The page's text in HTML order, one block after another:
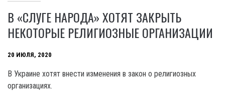
В «СЛУГЕ НАРОДА» ХОТЯТ ЗАКРЫТЬ
НЕКОТОРЫЕ РЕЛИГИОЗНЫЕ ОРГАНИЗАЦИИ
20 ИЮЛЯ, 2020
В Украине хотят внести изменения в закон о религиозных
организациях.